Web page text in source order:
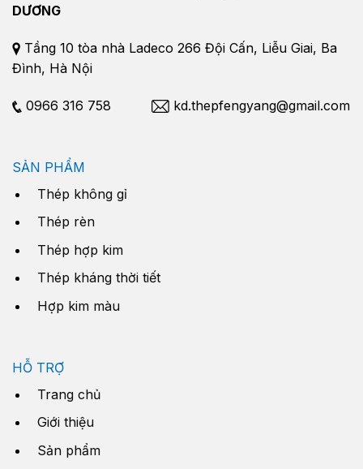
DƯƠNG
Tầng 10 tòa nhà Ladeco 266 Đội Cấn, Liễu Giai, Ba
Đình, Hà Nội
0966 316 758 kd.thepfengyang@gmail.com
SẢN PHẨM
Thép không gỉ
Thép rèn
Thép hợp kim
Thép kháng thời tiết
Hợp kim màu
HỖ TRỢ
Trang chủ
Giới thiệu
Sản phẩm